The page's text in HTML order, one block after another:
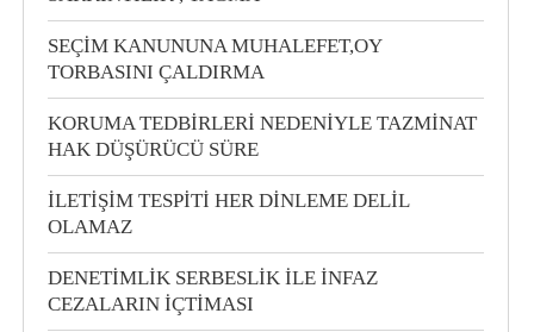
SEÇİM KANUNUNA MUHALEFET,OY
TORBASINI ÇALDIRMA
KORUMA TEDBİRLERİ NEDENİYLE TAZMİNAT
HAK DÜŞÜRÜCÜ SÜRE
İLETİŞİM TESPİTİ HER DİNLEME DELİL
OLAMAZ
DENETİMLİK SERBESLİK İLE İNFAZ
CEZALARIN İÇTİMASI